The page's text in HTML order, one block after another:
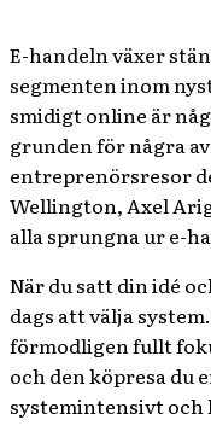
E-handeln växer
segmenten inom
smidigt online är
grunden för några
entreprenörsresor
Wellington, Axel
alla sprungna ur e-
När du satt din idé
dags att välja
förmodligen fullt
och den köpresa du
systemintensivt och